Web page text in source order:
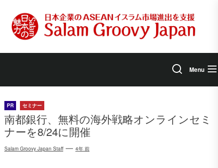
content
Menu
PR セミナー
南都銀行、無料の海外戦略オンラインセミ
ナーを8/24に開催
Salam Groovy Japan Staff 4年 前